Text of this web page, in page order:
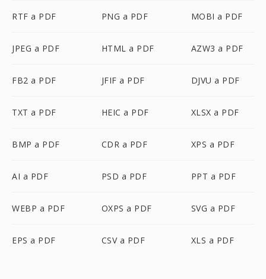
RTF a PDF PNG a PDF MOBI a PDF
JPEG a PDF HTML a PDF AZW3 a PDF
FB2 a PDF JFIF a PDF DJVU a PDF
TXT a PDF HEIC a PDF XLSX a PDF
BMP a PDF CDR a PDF XPS a PDF
AI a PDF PSD a PDF PPT a PDF
WEBP a PDF OXPS a PDF SVG a PDF
EPS a PDF CSV a PDF XLS a PDF